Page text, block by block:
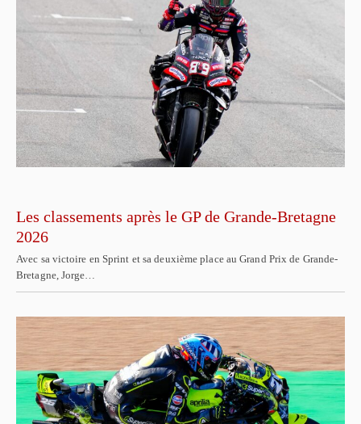
Les classements après le GP de Grande-Bretagne
2026
Avec sa victoire en Sprint et sa deuxième place au Grand Prix de Grande-
Bretagne, Jorge…